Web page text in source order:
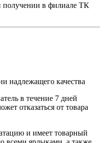
получении в филиале ТК
надлежащего качества
в течение 7 дней
отказаться от товара
и имеет товарный